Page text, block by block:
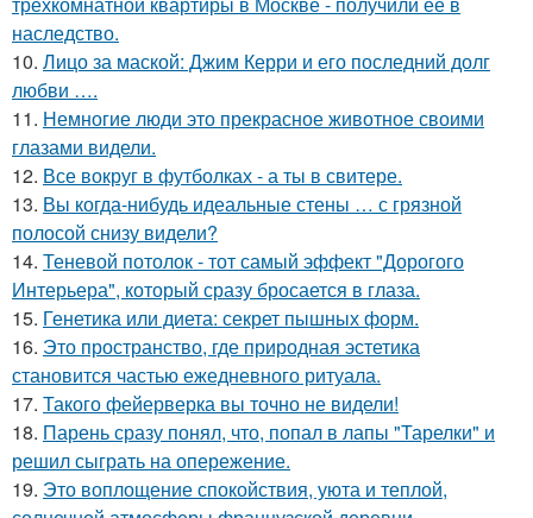
наследство.
10. Лицо за маской: Джим Керри и его последний долг
любви ….
11. Немногие люди это прекрасное животное своими
глазами видели.
12. Все вокруг в футболках - а ты в свитере.
13. Вы когда-нибудь идеальные стены … с грязной
полосой снизу видели?
14. Теневой потолок - тот самый эффект "Дорогого
Интерьера", который сразу бросается в глаза.
15. Генетика или диета: секрет пышных форм.
16. Это пространство, где природная эстетика
становится частью ежедневного ритуала.
17. Такого фейерверка вы точно не видели!
18. Парень сразу понял, что, попал в лапы "Тарелки" и
решил сыграть на опережение.
19. Это воплощение спокойствия, уюта и теплой,